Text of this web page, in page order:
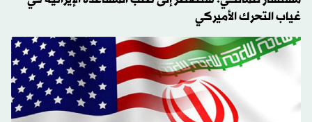
غياب التحرك الأميركي